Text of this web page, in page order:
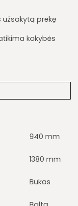
prekę
kokybės
940 mm
1380 mm
Bukas